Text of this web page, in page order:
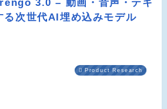
3.0 – 動画・音声・テキ
る次世代AI埋め込みモデル
Product Research